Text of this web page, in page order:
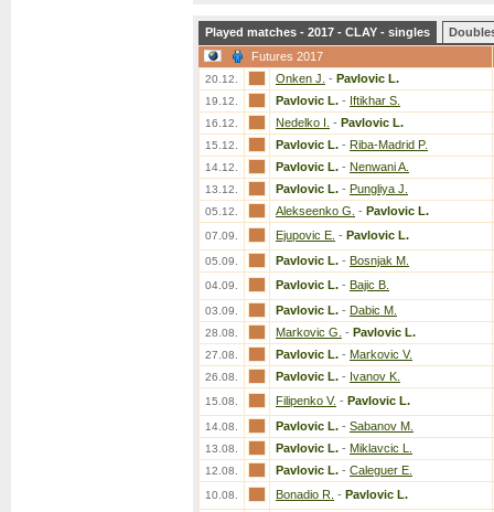
Played matches - 2017 - CLAY - singles
Futures 2017
20.12. Onken J. - Pavlovic L.
19.12. Pavlovic L. - Iftikhar S.
16.12. Nedelko I. - Pavlovic L.
15.12. Pavlovic L. - Riba-Madrid P.
14.12. Pavlovic L. - Nenwani A.
13.12. Pavlovic L. - Pungliya J.
05.12. Alekseenko G. - Pavlovic L.
07.09. Ejupovic E. - Pavlovic L.
05.09. Pavlovic L. - Bosnjak M.
04.09. Pavlovic L. - Bajic B.
03.09. Pavlovic L. - Dabic M.
28.08. Markovic G. - Pavlovic L.
27.08. Pavlovic L. - Markovic V.
26.08. Pavlovic L. - Ivanov K.
15.08. Filipenko V. - Pavlovic L.
14.08. Pavlovic L. - Sabanov M.
13.08. Pavlovic L. - Miklavcic L.
12.08. Pavlovic L. - Caleguer E.
10.08. Bonadio R. - Pavlovic L.